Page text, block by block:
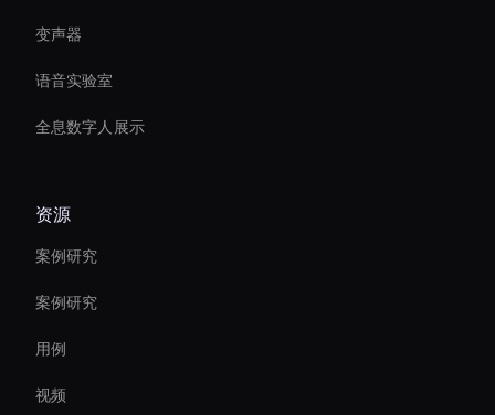
变声器
语音实验室
全息数字人展示
资源
案例研究
案例研究
用例
视频